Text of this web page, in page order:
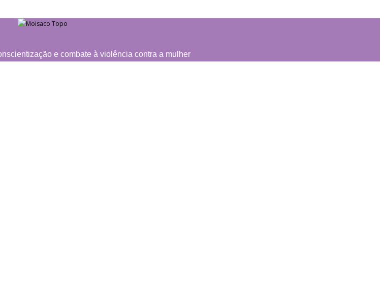
e combate à violência contra a mulher